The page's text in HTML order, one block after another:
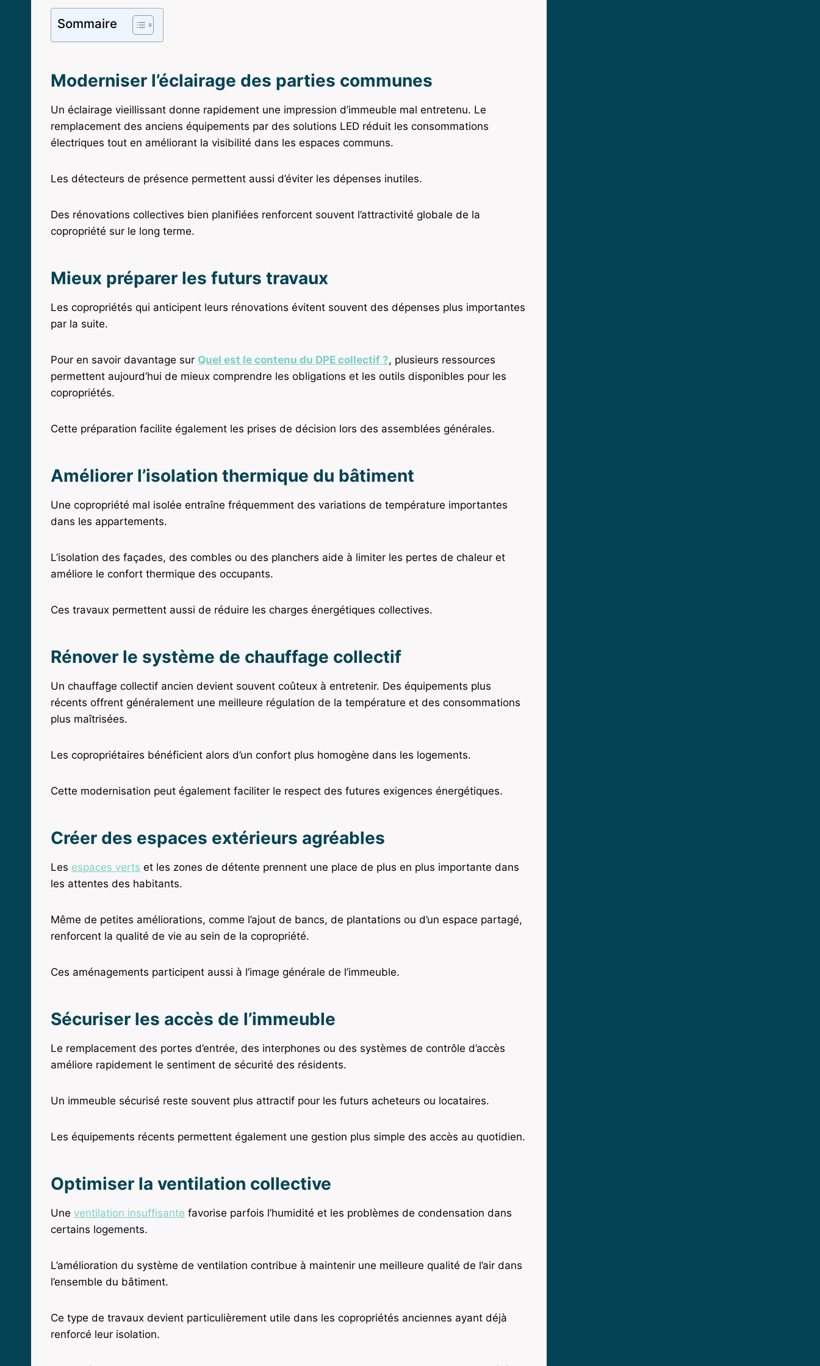
Sommaire
Moderniser l’éclairage des parties communes
Un éclairage vieillissant donne rapidement une impression d’immeuble mal entretenu. Le
remplacement des anciens équipements par des solutions LED réduit les consommations
électriques tout en améliorant la visibilité dans les espaces communs.
Les détecteurs de présence permettent aussi d’éviter les dépenses inutiles.
Des rénovations collectives bien planifiées renforcent souvent l’attractivité globale de la
copropriété sur le long terme.
Mieux préparer les futurs travaux
Les copropriétés qui anticipent leurs rénovations évitent souvent des dépenses plus importantes
par la suite.
Pour en savoir davantage sur Quel est le contenu du DPE collectif ?, plusieurs ressources
permettent aujourd’hui de mieux comprendre les obligations et les outils disponibles pour les
copropriétés.
Cette préparation facilite également les prises de décision lors des assemblées générales.
Améliorer l’isolation thermique du bâtiment
Une copropriété mal isolée entraîne fréquemment des variations de température importantes
dans les appartements.
L’isolation des façades, des combles ou des planchers aide à limiter les pertes de chaleur et
améliore le confort thermique des occupants.
Ces travaux permettent aussi de réduire les charges énergétiques collectives.
Rénover le système de chauffage collectif
Un chauffage collectif ancien devient souvent coûteux à entretenir. Des équipements plus
récents offrent généralement une meilleure régulation de la température et des consommations
plus maîtrisées.
Les copropriétaires bénéficient alors d’un confort plus homogène dans les logements.
Cette modernisation peut également faciliter le respect des futures exigences énergétiques.
Créer des espaces extérieurs agréables
Les espaces verts et les zones de détente prennent une place de plus en plus importante dans
les attentes des habitants.
Même de petites améliorations, comme l’ajout de bancs, de plantations ou d’un espace partagé,
renforcent la qualité de vie au sein de la copropriété.
Ces aménagements participent aussi à l’image générale de l’immeuble.
Sécuriser les accès de l’immeuble
Le remplacement des portes d’entrée, des interphones ou des systèmes de contrôle d’accès
améliore rapidement le sentiment de sécurité des résidents.
Un immeuble sécurisé reste souvent plus attractif pour les futurs acheteurs ou locataires.
Les équipements récents permettent également une gestion plus simple des accès au quotidien.
Optimiser la ventilation collective
Une ventilation insuffisante favorise parfois l’humidité et les problèmes de condensation dans
certains logements.
L’amélioration du système de ventilation contribue à maintenir une meilleure qualité de l’air dans
l’ensemble du bâtiment.
Ce type de travaux devient particulièrement utile dans les copropriétés anciennes ayant déjà
renforcé leur isolation.